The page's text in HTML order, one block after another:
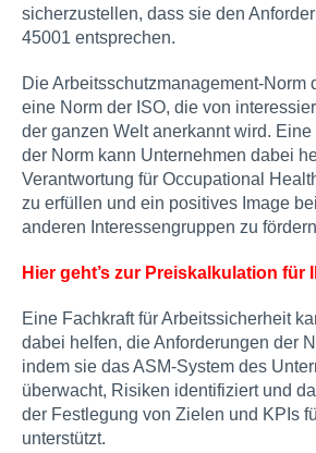
sicherzustellen, dass sie den
45001 entsprechen.
Die Arbeitsschutzmanagement-Norm
eine Norm der ISO, die von
der ganzen Welt anerkannt wird.
der Norm kann Unternehmen dabei
Verantwortung für Occupational
zu erfüllen und ein positives Image
anderen Interessengruppen zu
Hier geht’s zur Preiskalkulation für
Eine Fachkraft für Arbeitssicherheit
dabei helfen, die Anforderungen der
indem sie das ASM-System des
überwacht, Risiken identifiziert und
der Festlegung von Zielen und KPIs
unterstützt.